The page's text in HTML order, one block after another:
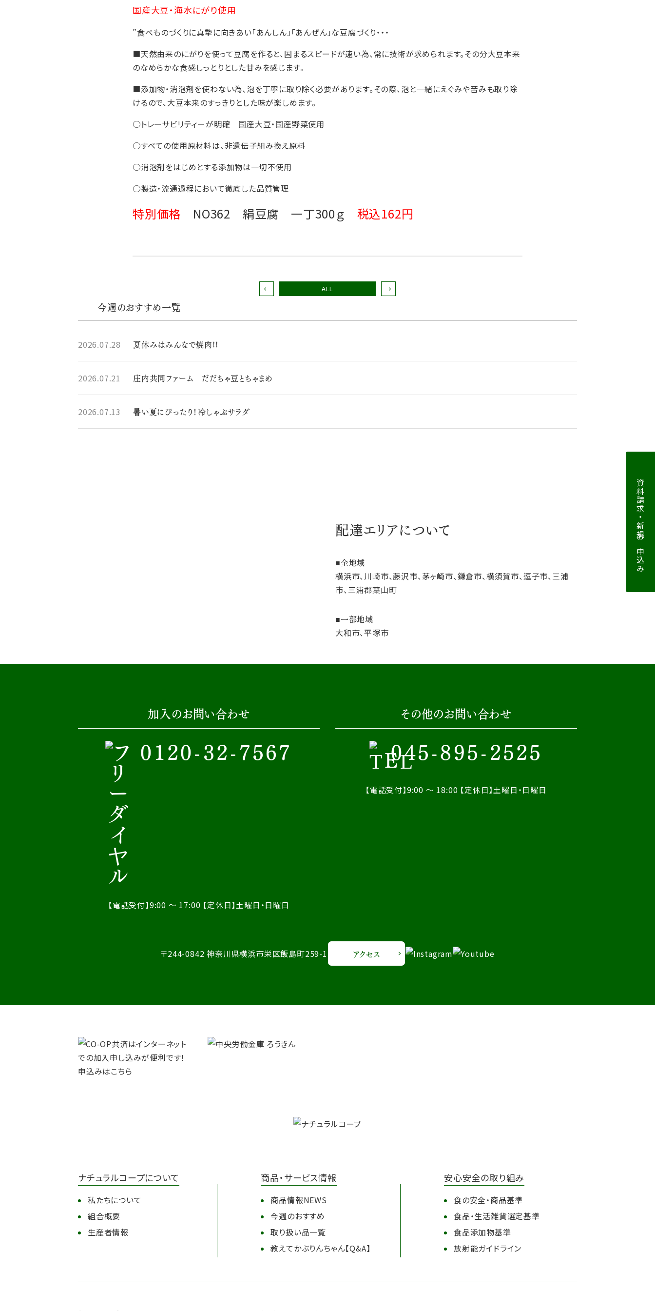
国産大豆・海水にがり使用
”食べものづくりに真摯に向きあい「あんしん」「あんぜん」な豆腐づくり・・・
■天然由来のにがりを使って豆腐を作ると、固まるスピードが速い為、常に技術が求められます。その分大豆本来
のなめらかな食感しっとりとした甘みを感じます。
■添加物・消泡剤を使わない為、泡を丁寧に取り除く必要があります。その際、泡と一緒にえぐみや苦みも取り除
けるので、大豆本来のすっきりとした味が楽しめます。
○トレーサビリティーが明確 国産大豆・国産野菜使用
○すべての使用原材料は、非遺伝子組み換え原料
○消泡剤をはじめとする添加物は一切不使用
○製造・流通過程において徹底した品質管理
特別価格 NO362 絹豆腐 一丁300ｇ 税込162円
ALL
今週のおすすめ一覧
2026.07.28 夏休みはみんなで焼肉!!
2026.07.21 庄内共同ファーム だだちゃ豆とちゃまめ
2026.07.13 暑い夏にぴったり！冷しゃぶサラダ
配達エリアについて
全地域
横浜市、川崎市、藤沢市、茅ヶ崎市、鎌倉市、横須賀市、逗子市、三浦
市、三浦郡葉山町
一部地域
大和市、平塚市
加入のお問い合わせ
0120-32-7567
【電話受付】9:00 ～ 17:00 【定休日】土曜日・日曜日
その他のお問い合わせ
045-895-2525
【電話受付】9:00 ～ 18:00 【定休日】土曜日・日曜日
〒244-0842 神奈川県横浜市栄区飯島町259-1 アクセス
ナチュラルコープについて
私たちについて
組合概要
生産者情報
商品・サービス情報
商品情報NEWS
今週のおすすめ
取り扱い品一覧
教えてかぶりんちゃん【Q&A】
安心安全の取り組み
食の安全・商品基準
食品・生活雑貨選定基準
食品添加物基準
放射能ガイドライン
資料請求・新規お申込み